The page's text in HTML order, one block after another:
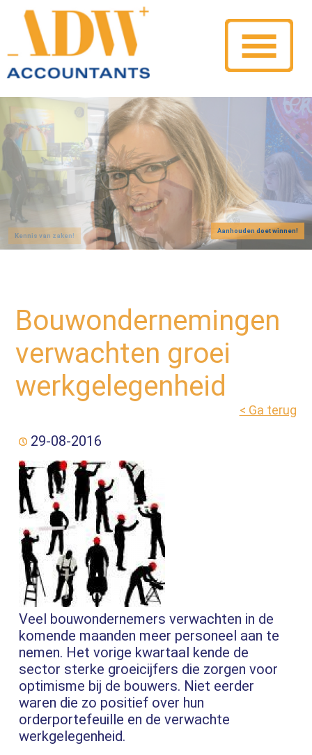
Aanhouden doet winnen!
Bouwondernemingen
verwachten groei
werkgelegenheid
< Ga terug
29-08-2016
Veel bouwondernemers verwachten in de
komende maanden meer personeel aan te
nemen. Het vorige kwartaal kende de
sector sterke groeicijfers die zorgen voor
optimisme bij de bouwers. Niet eerder
waren die zo positief over hun
orderportefeuille en de verwachte
werkgelegenheid.